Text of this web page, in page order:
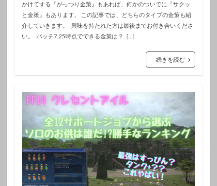
かけてする『がっつり金策』もあれば、何かのついでに『サクッ
と金策』もあります。 この記事では、どちらのタイプの金策も紹
介していきます。 興味を持たれた方は最後までお付き合いくださ
い。 パッチ7.25時点でできる金策は？ […]
続きを読む